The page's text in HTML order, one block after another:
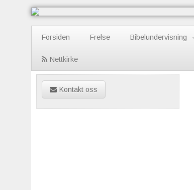
Forsiden Frelse Bibelundervisning
Nettkirke
Kontakt oss